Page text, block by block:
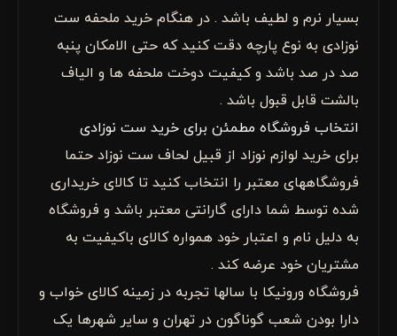
بسیار نرم و لطیف باشد . در هنگام خرید ملحفه ست
نوزادی به نوع پارچه دقت کنید که حتی الامکان پنبه
صد در صد باشد و کیفیت دوخت ملحفه ها و الیاف
بالشت قابل قبول باشد .
انتخاب فروشگاه مطمئن برای خرید ست نوزادی
برای خرید لوازم نوزاد از قبیل لحاف ست نوزاد حتما
فروشگاههای معتبر را انتخاب کنید تا کالای خریداری
شده توسط شما دارای گارانتی معتبر باشد و فروشگاه
به دلیل نام و اعتبار خود همواره کالای باکیفیت به
مشتریان خود عرضه کند .
فروشگاه ورونیکا با سالها تجربه در زمینه کالای خواب و
دارا بودن شعب گوناگون در تهران و سایر شهرها یک